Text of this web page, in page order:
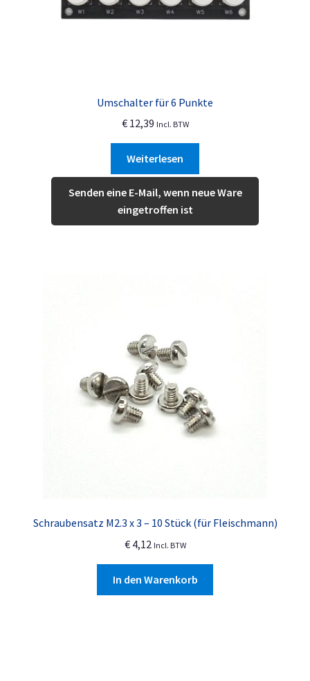
Umschalter für 6 Punkte
€12,39 Incl. BTW
Weiterlesen
Senden eine E-Mail, wenn neue Ware
eingetroffen ist
Schraubensatz M2.3 x 3 – 10 Stück (für Fleischmann)
€4,12 Incl. BTW
In den Warenkorb